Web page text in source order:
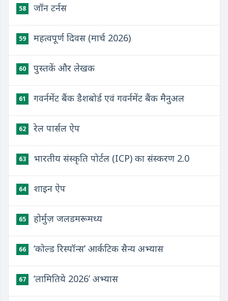
58 जॉन टर्नस
59 महत्वपूर्ण दिवस (मार्च 2026)
60 पुस्तकें और लेखक
61 गवर्नमेंट बैंक डैशबोर्ड एवं गवर्नमेंट बैंक मैनुअल
62 रेल पार्सल ऐप
63 भारतीय संस्कृति पोर्टल (ICP) का संस्करण 2.0
64 शाइन ऐप
65 होर्मुज़ जलडमरूमध्य
66 ‘कोल्ड रिस्पॉन्स’ आर्कटिक सैन्य अभ्यास
67 ‘लामितिये 2026’ अभ्यास